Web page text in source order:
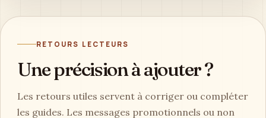
RETOURS LECTEURS
Une précision à ajouter ?
Les retours utiles servent à corriger ou compléter
les guides. Les messages promotionnels ou non